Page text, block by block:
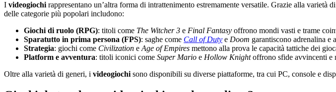
I videogiochirappresentano un’altra forma di intrattenimento estremamente versatile. Grazie alla
delle categorie più popolari includono:
Giochi di ruolo (RPG): titoli come The Witcher 3 e Final Fantasy offrono mondi vasti e trame
Sparatutto in prima persona (FPS): saghe come Call of Duty e Doom garantiscono adrenalina e
Strategia: giochi come Civilization eAge of Empires mettono alla prova le capacità tattiche dei
Platform e avventura: titoli iconici come Super Mario e Hollow Knightoffrono sfide avvincenti e
Oltre alla varietà di generi, i videogiochisono disponibili su diverse piattaforme, tra cui PC, console e